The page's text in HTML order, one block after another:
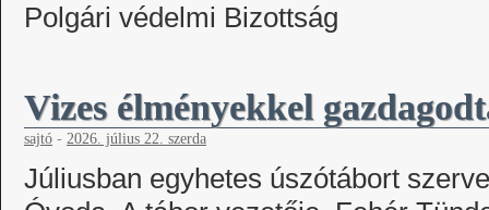
Polgári védelmi Bizottság
Vizes élményekkel
sajtó - 2026. július 22. szerda
Júliusban egyhetes úszótábort